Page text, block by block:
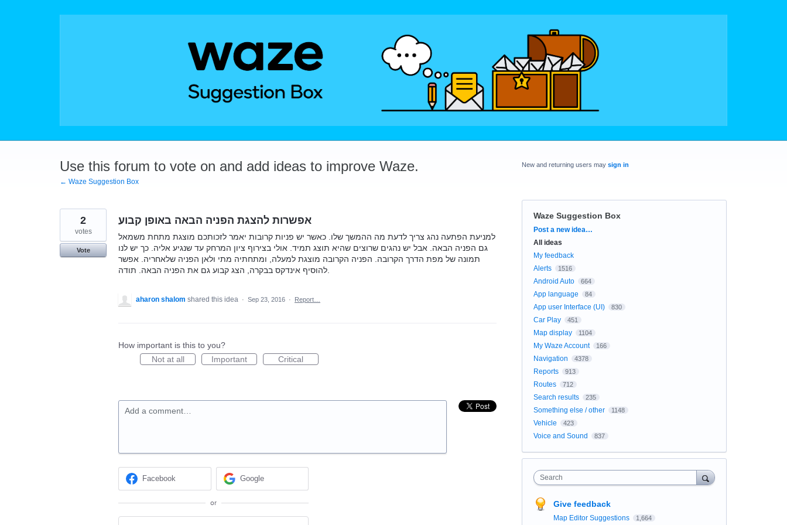
Use this forum to vote on and add ideas to improve Waze.
← Waze Suggestion Box
אפשרות להצגת הפניה הבאה באופן קבוע
למניעת הפתעה נהג צריך לדעת מה ההמשך שלו. כאשר יש פניות קרובות יאמר לזכותכם מוצגת מתחת משמאל
גם הפניה הבאה. אבל יש נהגים שרוצים שהיא תוצג תמיד. אולי בצירוף ציון המרחק עד שנגיע אליה. כך יש לנו
תמונה של מפת הדרך הקרובה. הפניה הקרובה מוצגת למעלה, ומתחתיה מתי ולאן הפניה שלאחריה. אפשר
2
votes
Vote
aharon shalom shared this idea · Sep 23, 2016 · Report…
How important is this to you?
Not at all
Important Critical
Add a comment…
Facebook Google
or
New and returning users may sign in
Waze Suggestion Box
Categories
Post a new idea…
All ideas
My feedback
Alerts
1516
Android Auto 664
App language 84
App user Interface (UI) 830
Car Play 451
Map display 1104
My Waze Account 166
Navigation 4378
Reports 913
Routes 712
Search results 235
Something else / other 1148
Vehicle 423
Voice and Sound 837
Search
Give feedback
Map Editor Suggestions 1,664